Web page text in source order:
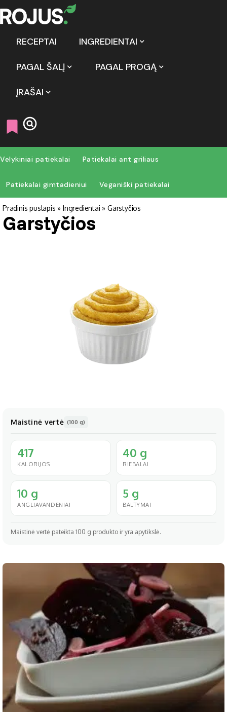
RECEPTAI INGREDIENTAI
PAGAL ŠALĮ PAGAL PROGĄ
ĮRAŠAI
Velykiniai patiekalai Patiekalai ant griliaus
Patiekalai gimtadieniui Veganiški patiekalai
Pradinis puslapis »Ingredientai »Garstyčios
Garstyčios
Maistinė vertė (100 g)
417
KALORIJOS
40 g
RIEBALAI
10 g
ANGLIAVANDENIAI
5 g
BALTYMAI
Maistinė vertė pateikta 100 g produkto ir yra apytikslė.